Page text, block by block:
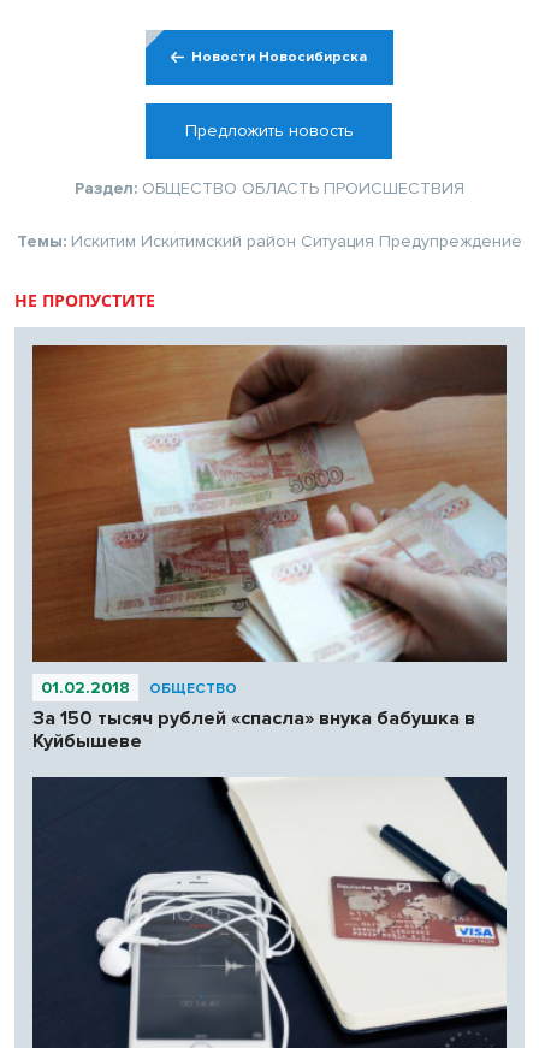
Новости Новосибирска
Предложить новость
Раздел: ОБЩЕСТВО ОБЛАСТЬ ПРОИСШЕСТВИЯ
Темы: Искитим Искитимский район Ситуация Предупреждение
НЕ ПРОПУСТИТЕ
01.02.2018 ОБЩЕСТВО
За 150 тысяч рублей «спасла» внука бабушка в
Куйбышеве